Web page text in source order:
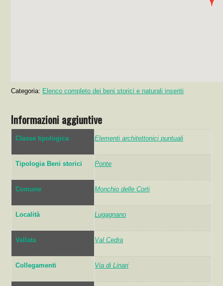
Categoria: Elenco completo dei beni storici e naturali inseriti
Informazioni aggiuntive
Classe tipologica Elementi architettonici puntuali
Tipologia Beni storici Ponte
Comune Monchio delle Corti
Località Lugagnano
Vallata Val Cedra
Collegamenti Via di Linari